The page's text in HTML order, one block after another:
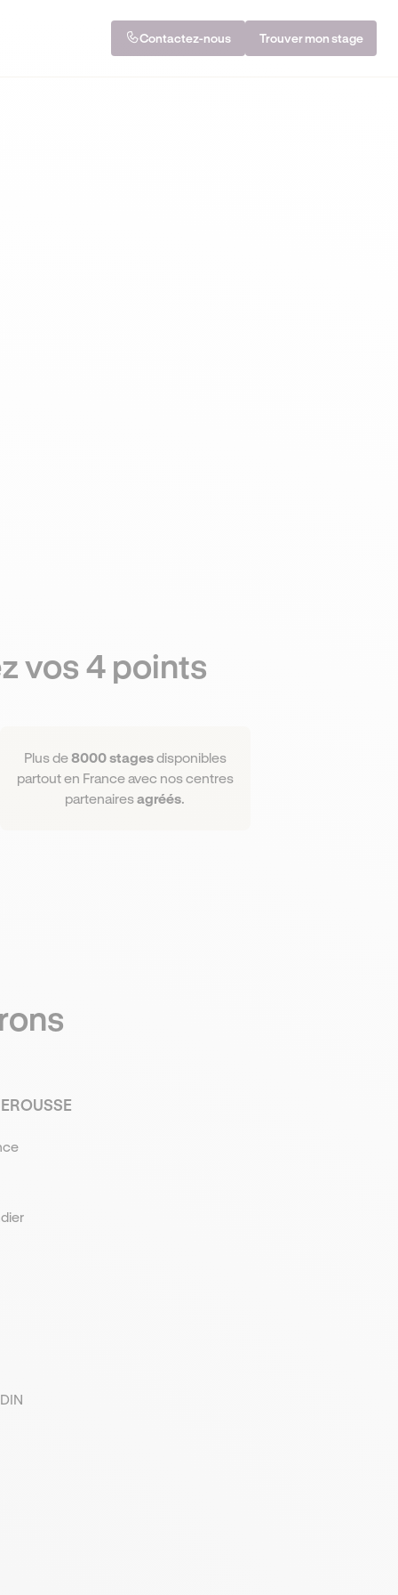
Contactez-nous Trouver mon stage
vos 4 points
Plus de8000 stagesdisponibles
partout en France avec nos centres
partenairesagréés.